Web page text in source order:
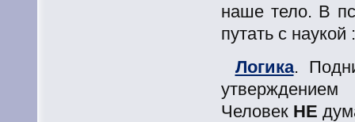
наше тело. В
путать с наукой
Логика.
Человек НЕ